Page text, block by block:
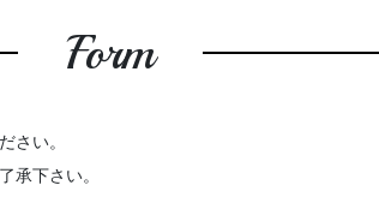
Form
さい。
承下さい。